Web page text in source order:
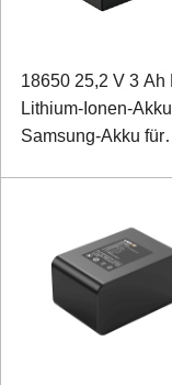
18650 25,2 V 3 Ah
Lithium-Ionen-Akku
Samsung-Akku für